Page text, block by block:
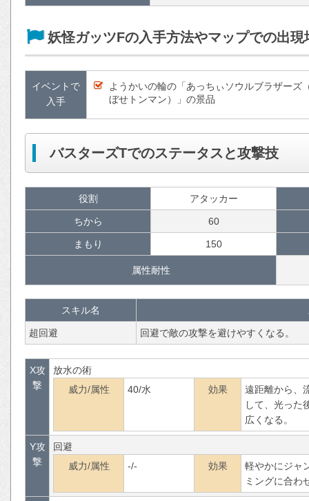
妖怪ガッツFの入手方法やマップでの出現
イベントで
入手
ようかいの輪の「あっちぃソウルブラザー
ぼせトンマン）」の景品
バスターズTでのステータスと攻撃技
役割 アタッカー
ちから 60
まもり 150
属性耐性
スキル名
超回避 回避で敵の攻撃を避けやすくなる。
X攻
撃
放水の術
威力/属性
40/水 効果
遠距離から、
して、光った
広くなる。
Y攻
撃
回避
威力/属性
-/- 効果
軽やかにジャ
ミングに合わ